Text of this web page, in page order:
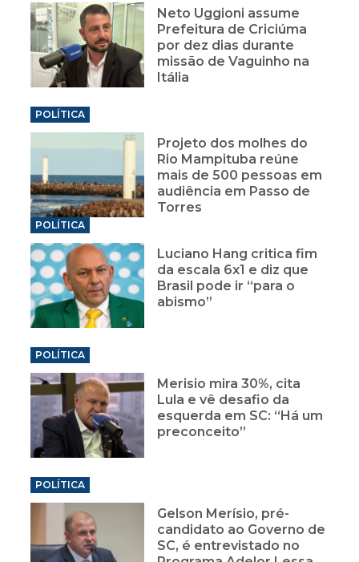
Neto Uggioni assume
Prefeitura de Criciúma
por dez dias durante
missão de Vaguinho na
Itália
POLÍTICA
Projeto dos molhes do
Rio Mampituba reúne
mais de 500 pessoas em
audiência em Passo de
Torres
POLÍTICA
Luciano Hang critica fim
da escala 6x1 e diz que
Brasil pode ir “para o
abismo”
POLÍTICA
Merisio mira 30%, cita
Lula e vê desafio da
esquerda em SC: “Há um
preconceito”
POLÍTICA
Gelson Merísio, pré-
candidato ao Governo de
SC, é entrevistado no